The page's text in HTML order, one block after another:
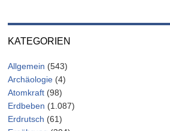
KATEGORIEN
Allgemein (543)
Archäologie (4)
Atomkraft (98)
Erdbeben (1.087)
Erdrutsch (61)